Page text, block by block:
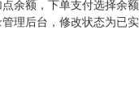
余额，下单支付选择余额
理后台，修改状态为已实